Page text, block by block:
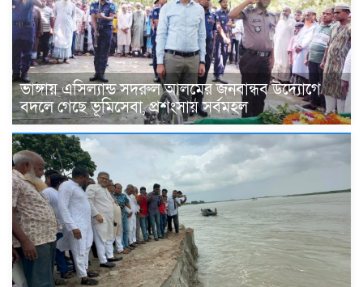
ভাঙ্গায় এসিল্যান্ড সদরুল আলমের জনবান্ধব উদ্যোগে
বদলে গেছে ভূমিসেবা, প্রশংসায় সর্বমহল